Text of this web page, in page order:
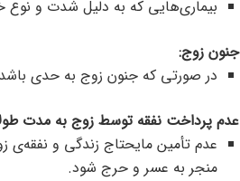
بیماری‌هایی که به دلیل شدت و نوع
جنون زوج:
در صورتی که جنون زوج به حدی
عدم پرداخت نفقه توسط زوج به مدت
عدم تأمین مایحتاج زندگی و
منجر به عسر و حرج شود.